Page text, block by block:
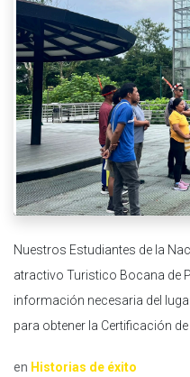
Nuestros Estudiantes de la
atractivo Turistico Bocana de
información necesaria del
para obtener la Certificación
en Historias de éxito